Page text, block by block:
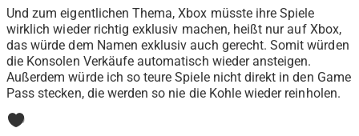
Und zum eigentlichen Thema, Xbox müsste ihre Spiele
wirklich wieder richtig exklusiv machen, heißt nur auf Xbox,
das würde dem Namen exklusiv auch gerecht. Somit würden
die Konsolen Verkäufe automatisch wieder ansteigen.
Außerdem würde ich so teure Spiele nicht direkt in den Game
Pass stecken, die werden so nie die Kohle wieder reinholen.
0